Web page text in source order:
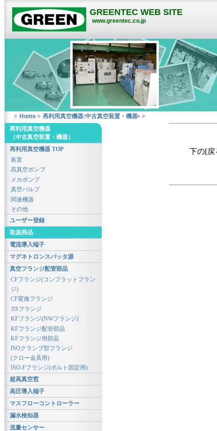
GREENTEC WEB SITE
www.greentec.co.jp
Home 再利用真空機器:中古真空装置・機器
下の[戻
再利用真空機器
（中古真空装置・機器）
再利用真空機器 TOP
装置
高真空ポンプ
メカポンプ
真空バルブ
関連機器
その他
ユーザー登録
取扱商品
電流導入端子
マグネトロンスパッタ源
真空フランジ配管部品
CFフランジ(コンフラットフラン
ジ)
CF変換フランジ
JISフランジ
KFフランジ(NWフランジ)
KFフランジ配管部品
KFフランジ用部品
ISOクランプ型フランジ
(クロー金具用)
ISO-Fフランジ(ボルト固定用)
超高真空窓
高圧導入端子
マスフローコントローラー
漏水検知器
流量センサー